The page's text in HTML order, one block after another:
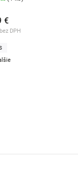
DPH
€